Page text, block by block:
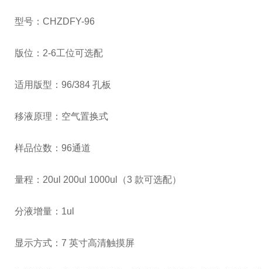
型号：CHZDFY-96
版位：2-6工位可选配
适用版型：96/384 孔板
移液原理：空气置换式
样品位数：96通道
量程：20ul 200ul 1000ul（3 款可选配）
分液增量：1ul
显示方式：7 英寸高清触摸屏